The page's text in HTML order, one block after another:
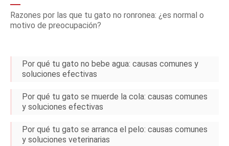
Razones por las que tu gato no ronronea: ¿es normal o
motivo de preocupación?
Por qué tu gato no bebe agua: causas comunes y
soluciones efectivas
Por qué tu gato se muerde la cola: causas comunes
y soluciones efectivas
Por qué tu gato se arranca el pelo: causas comunes
y soluciones veterinarias